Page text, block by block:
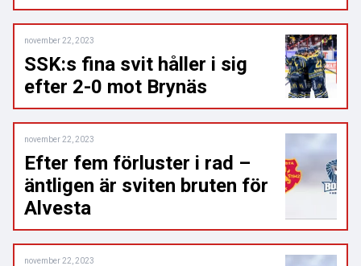
november 22, 2023
SSK:s fina svit håller i sig
efter 2-0 mot Brynäs
november 22, 2023
Efter fem förluster i rad –
äntligen är sviten bruten för
Alvesta
november 22, 2023